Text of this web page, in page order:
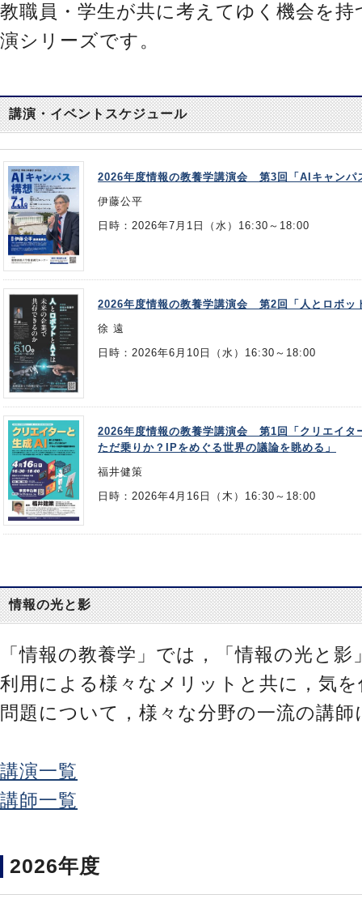
教職員・学生が共に考えてゆく機会を
演シリーズです。
講演・イベントスケジュール
2026年度情報の教養学講演会 第3回「AIキャンパ
伊藤公平
日時：2026年7月1日（水）16:30～18:00
2026年度情報の教養学講演会 第2回「人とロボッ
徐 遠
日時：2026年6月10日（水）16:30～18:00
2026年度情報の教養学講演会 第1回「クリエイ
ただ乗りか？IPをめぐる世界の議論を眺める」
福井健策
日時：2026年4月16日（木）16:30～18:00
情報の光と影
「情報の教養学」では，「情報の光と
利用による様々なメリットと共に，気
問題について，様々な分野の一流の講
講演一覧
講師一覧
2026年度